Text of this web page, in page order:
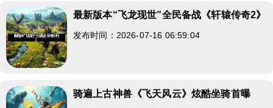
最新版本“飞龙现世”全民备战《轩辕传奇2》
发布时间：2026-07-16 06:59:04
骑遍上古神兽《飞天风云》炫酷坐骑首曝